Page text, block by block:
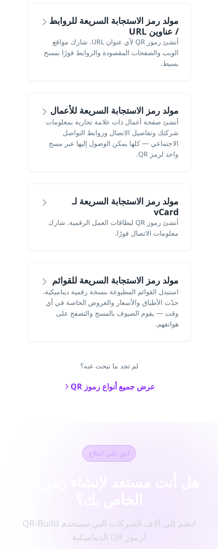
مولد رمز الاستجابة السريعة للروابط
/ عناوين URL
أنشئ رموز QR لأي عنوان URL. شارك مواقع
الويب والصفحات المقصودة والروابط فورًا بمسح
بسيط.
مولد رمز الاستجابة السريعة للأعمال
أنشئ صفحة أعمال ذات علامة تجارية بمعلومات
شركتك وتفاصيل الاتصال وروابط التواصل
الاجتماعي — كلها يمكن الوصول إليها عبر مسح
واحد لرمز QR.
مولد رمز الاستجابة السريعة لـ
vCard
أنشئ رموز QR لبطاقات العمل الرقمية. شارك
معلومات الاتصال فورًا.
مولد رمز الاستجابة السريعة للقوائم
استبدل القوائم المطبوعة بنسخة رقمية ديناميكية.
حدّث الأطباق والأسعار والعروض الخاصة في أي
وقت — يقوم الضيوف بالمسح والتصفح على
هواتفهم.
لم تجد ما تبحث عنه؟
عرض جميع أنواع رموز QR
ابق على اطلاع
انضم إلى آلاف الشركات التي تستخدم QR-Build
لرموز QR الديناميكية